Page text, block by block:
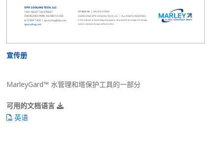
宣传册
MarleyGard™ 水管理和塔保护工具的一部分
可用的文档语言
英语